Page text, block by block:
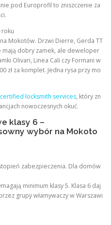
pod Europrofil to zniszczenie za
Mokotów. Drzwi Dierre, Gerda TT
mają dobry zamek, ale deweloper
Olivari, Linea Cali czy Formani w
zł za komplet. Jedna rysa przy mo
certified locksmith services, który zn
nowoczesnych okuć.
klasy 6 –
wybór na Mokoto
zabezpieczenia. Dla domów
minimum klasy 5. Klasa 6 daj
grupy włamywaczy w Warszawi